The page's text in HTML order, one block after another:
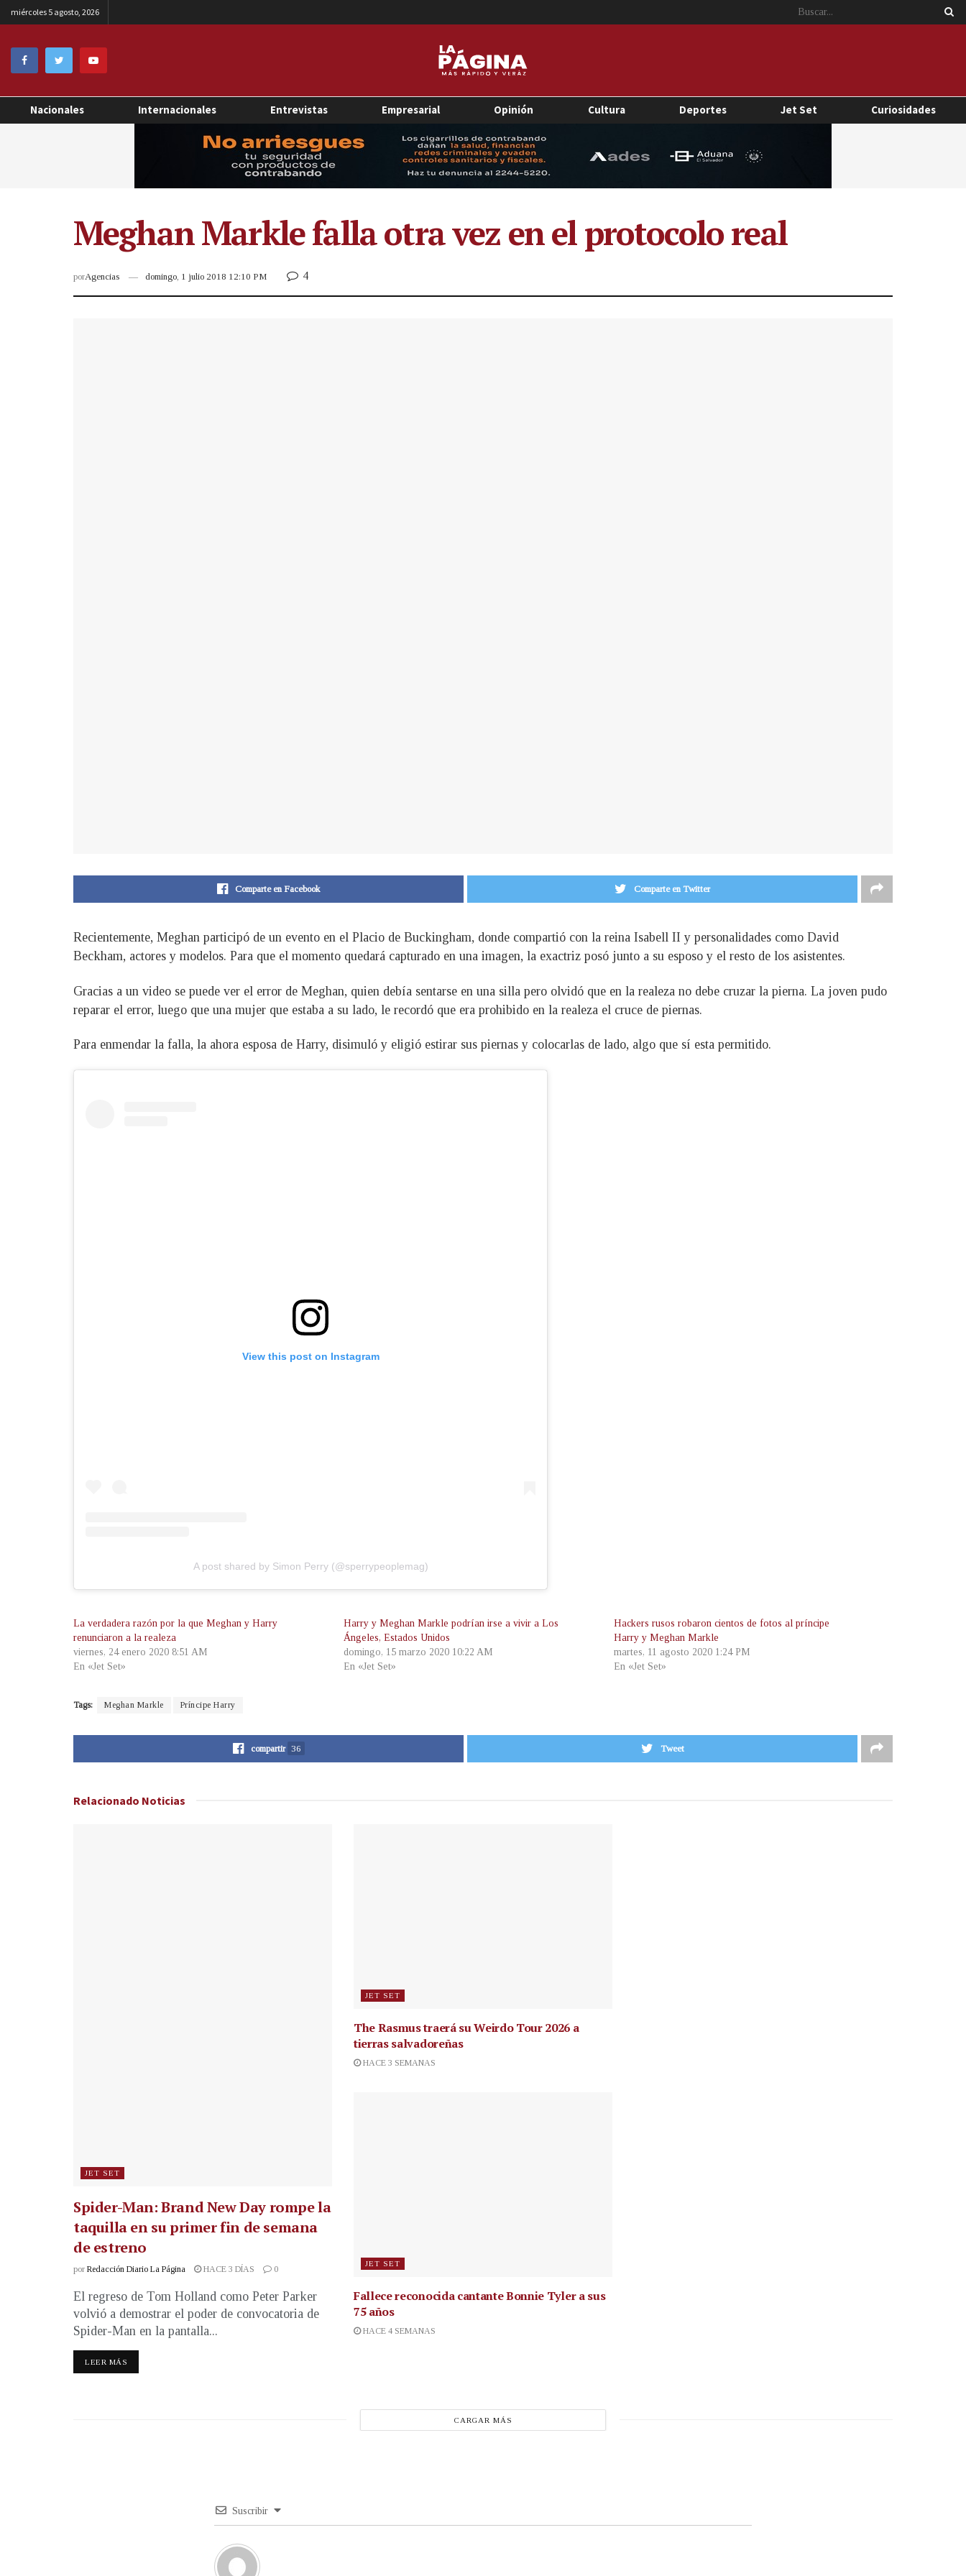
miércoles 5 agosto, 2026
Nacionales Internacionales Entrevistas Empresarial Opinión Cultura Deportes Jet Set Curiosidades
Meghan Markle falla otra vez en el protocolo real
porAgencias domingo, 1 julio 2018 12:10 PM 4
Comparte en Facebook Comparte en Twitter
Recientemente, Meghan participó de un evento en el Placio de Buckingham, donde compartió con la reina Isabell II y personalidades como David
Beckham, actores y modelos. Para que el momento quedará capturado en una imagen, la exactriz posó junto a su esposo y el resto de los asistentes.
Gracias a un video se puede ver el error de Meghan, quien debía sentarse en una silla pero olvidó que en la realeza no debe cruzar la pierna. La joven pudo
reparar el error, luego que una mujer que estaba a su lado, le recordó que era prohibido en la realeza el cruce de piernas.
Para enmendar la falla, la ahora esposa de Harry, disimuló y eligió estirar sus piernas y colocarlas de lado, algo que sí esta permitido.
View this post on Instagram
A post shared by Simon Perry (@sperrypeoplemag)
La verdadera razón por la que Meghan y Harry
renunciaron a la realeza
viernes, 24 enero 2020 8:51 AM
En «Jet Set»
Harry y Meghan Markle podrían irse a vivir a Los
Ángeles, Estados Unidos
domingo, 15 marzo 2020 10:22 AM
En «Jet Set»
Hackers rusos robaron cientos de fotos al príncipe
Harry y Meghan Markle
martes, 11 agosto 2020 1:24 PM
En «Jet Set»
Tags: Meghan Markle Príncipe Harry
compartir 36 Tweet
Relacionado Noticias
JET SET
Spider-Man: Brand New Day rompe la
taquilla en su primer fin de semana
de estreno
por Redacción Diario La Página HACE 3 DÍAS 0
El regreso de Tom Holland como Peter Parker
volvió a demostrar el poder de convocatoria de
Spider-Man en la pantalla...
LEER MÁS
JET SET
The Rasmus traerá su Weirdo Tour 2026 a
tierras salvadoreñas
HACE 3 SEMANAS
JET SET
Fallece reconocida cantanteBonnie Tyler a sus
75 años
HACE 4 SEMANAS
CARGAR MÁS
Suscribir